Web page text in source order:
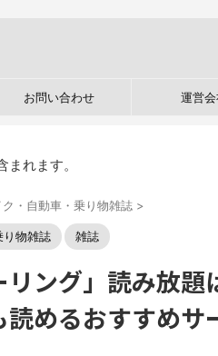
お問い合わせ 運営会
れます。
ク・自動車・乗り物雑誌 >
り物雑誌 雑誌
リング」読み放
読めるおすすめサ